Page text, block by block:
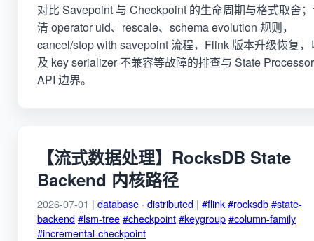
对比 Savepoint 与 Checkpoint 的生命周期与格式取舍
清 operator uid、rescale、schema evolution 规则，
cancel/stop with savepoint 流程，Flink 版本升级恢复，
及 key serializer 不兼容等故障的排查与 State Processor
API 边界。
【流式数据处理】RocksDB State
Backend 内核路径
2026-07-01 | database · distributed | #flink#rocksdb#state-
backend#lsm-tree#checkpoint#keygroup#column-family
#incremental-checkpoint